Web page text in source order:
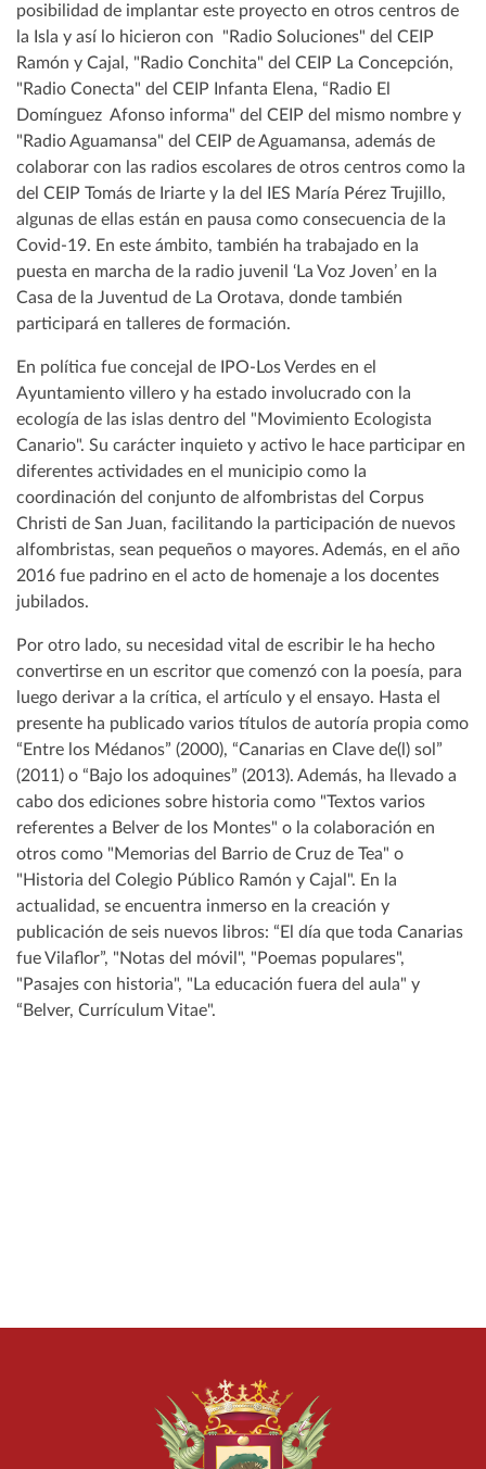
posibilidad de implantar este proyecto en otros centros de
la Isla y así lo hicieron con "Radio Soluciones" del CEIP
Ramón y Cajal, "Radio Conchita" del CEIP La Concepción,
"Radio Conecta" del CEIP Infanta Elena, “Radio El
Domínguez Afonso informa" del CEIP del mismo nombre y
"Radio Aguamansa" del CEIP de Aguamansa, además de
colaborar con las radios escolares de otros centros como la
del CEIP Tomás de Iriarte y la del IES María Pérez Trujillo,
algunas de ellas están en pausa como consecuencia de la
Covid-19. En este ámbito, también ha trabajado en la
puesta en marcha de la radio juvenil ‘La Voz Joven’ en la
Casa de la Juventud de La Orotava, donde también
participará en talleres de formación.
En política fue concejal de IPO-Los Verdes en el
Ayuntamiento villero y ha estado involucrado con la
ecología de las islas dentro del "Movimiento Ecologista
Canario". Su carácter inquieto y activo le hace participar en
diferentes actividades en el municipio como la
coordinación del conjunto de alfombristas del Corpus
Christi de San Juan, facilitando la participación de nuevos
alfombristas, sean pequeños o mayores. Además, en el año
2016 fue padrino en el acto de homenaje a los docentes
jubilados.
Por otro lado, su necesidad vital de escribir le ha hecho
convertirse en un escritor que comenzó con la poesía, para
luego derivar a la crítica, el artículo y el ensayo. Hasta el
presente ha publicado varios títulos de autoría propia como
“Entre los Médanos” (2000), “Canarias en Clave de(l) sol”
(2011) o “Bajo los adoquines” (2013). Además, ha llevado a
cabo dos ediciones sobre historia como "Textos varios
referentes a Belver de los Montes" o la colaboración en
otros como "Memorias del Barrio de Cruz de Tea" o
"Historia del Colegio Público Ramón y Cajal". En la
actualidad, se encuentra inmerso en la creación y
publicación de seis nuevos libros: “El día que toda Canarias
fue Vilaflor”, "Notas del móvil", "Poemas populares",
"Pasajes con historia", "La educación fuera del aula" y
“Belver, Currículum Vitae".